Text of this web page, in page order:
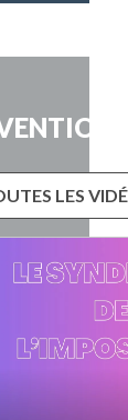
LES